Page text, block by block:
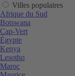
Villes populaires
Afrique du Sud
Botswana
Cap-Vert
Égypte
Kenya
Lesotho
Maroc